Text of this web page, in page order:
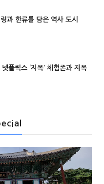
과 한류를 담은 역사 도시
플릭스 ‘지옥’ 체험존과 지옥